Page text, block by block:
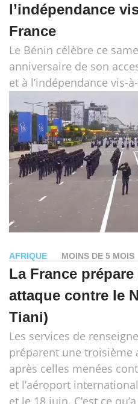
l’indépendance
France
Le Bénin célèbre ce
anniversaire de son
et à l’indépendance vis-
AFRIQUE MOINS DE 5 MOIS
La France
attaque contre le
Tiani)
Les services de
préparent une troisième
après celles menées
et l’aéroport
et le 18 juin. C’est ce